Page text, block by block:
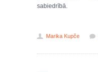
sabiedrībā.
Marika Kupče